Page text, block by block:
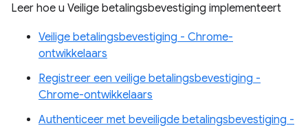
Leer hoe u Veilige betalingsbevestiging implementeert
Veilige betalingsbevestiging - Chrome-
ontwikkelaars
Registreer een veilige betalingsbevestiging -
Chrome-ontwikkelaars
Authenticeer met beveiligde betalingsbevestiging -